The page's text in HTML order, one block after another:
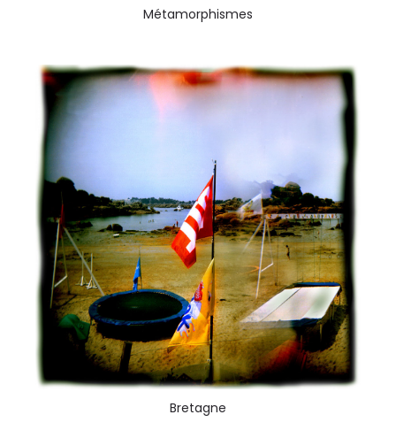
Métamorphismes
Bretagne